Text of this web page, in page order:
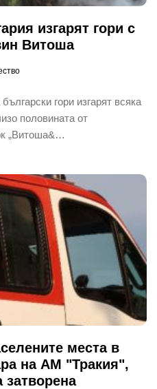
изгарят гори с
Витоша
гори изгарят всяка
половината от
„Витоша&…
места в
на АМ "Тракия",
затворена